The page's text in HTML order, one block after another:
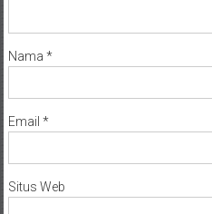
Nama *
Email *
Situs Web